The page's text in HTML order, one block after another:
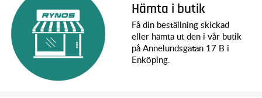
Hämta i butik
Få din beställning skickad
eller hämta ut den i vår butik
på Annelundsgatan 17 B i
Enköping.